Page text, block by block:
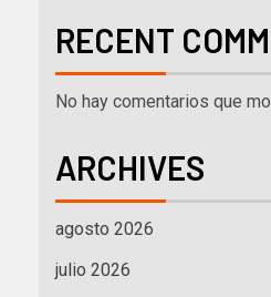
RECENT
No hay comentarios que
ARCHIVES
agosto 2026
julio 2026